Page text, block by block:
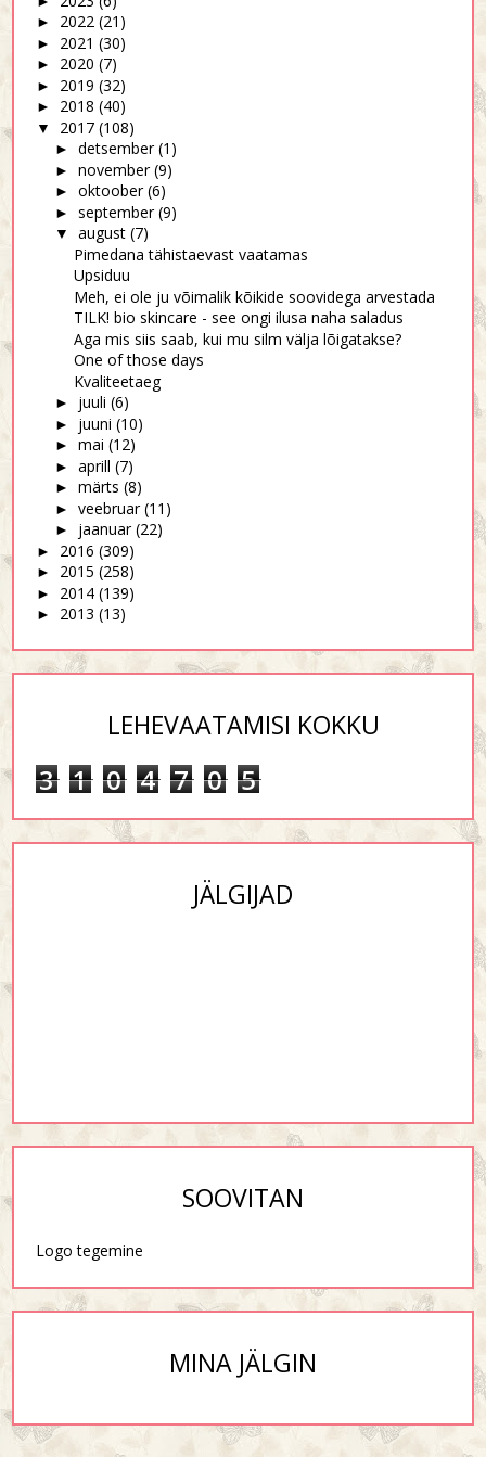
► 2022 (21)
► 2021 (30)
► 2020 (7)
► 2019 (32)
► 2018 (40)
▼ 2017 (108)
► detsember (1)
► november (9)
► oktoober (6)
► september (9)
▼ august (7)
Pimedana tähistaevast vaatamas
Upsiduu
Meh, ei ole ju võimalik kõikide soovidega arvestada
TILK! bio skincare - see ongi ilusa naha saladus
Aga mis siis saab, kui mu silm välja lõigatakse?
One of those days
Kvaliteetaeg
► juuli (6)
► juuni (10)
► mai (12)
► aprill (7)
► märts (8)
► veebruar (11)
► jaanuar (22)
► 2016 (309)
► 2015 (258)
► 2014 (139)
► 2013 (13)
LEHEVAATAMISI KOKKU
3 1 0 4 7 0 5
JÄLGIJAD
SOOVITAN
Logo tegemine
MINA JÄLGIN